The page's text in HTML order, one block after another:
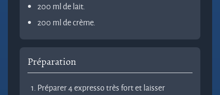
200 ml de lait.
200 ml de crème.
Préparation
Préparer 4 expresso très fort et laisser